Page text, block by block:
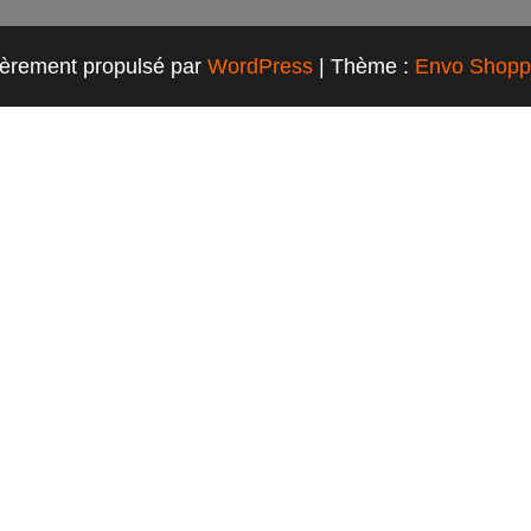
propulsé par WordPress Thème : Envo